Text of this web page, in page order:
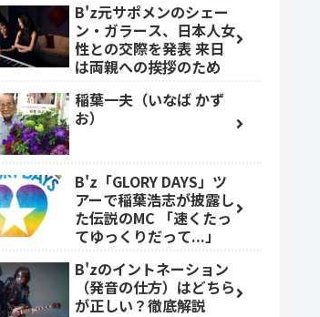
B'z元サポメンのシェー
ン・ガラース、日本人女
性との交際を発表 来日
は両親への挨拶のため
稲葉一夫（いなば かず
お）
B'z「GLORY DAYS」ツ
アーで稲葉浩志が披露し
た伝説のMC 「速くたっ
てゆっくりだって...」
B'zのイントネーション
（発音の仕方）はどちら
が正しい？徹底解説